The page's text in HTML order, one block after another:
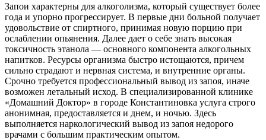
Запои характерны для алкоголизма, который существует более
года и упорно прогрессирует. В первые дни больной получает
удовольствие от спиртного, принимая новую порцию при
ослаблении опьянения. Далее дает о себе знать высокая
токсичность этанола — основного компонента алкогольных
напитков. Ресурсы организма быстро истощаются, причем
сильно страдают и нервная система, и внутренние органы.
Срочно требуется профессиональный вывод из запоя, иначе
возможен летальный исход. В специализированной клинике
«Домашний Доктор» в городе Константиновка услуга строго
анонимная, предоставляется и днем, и ночью. Здесь
выполняется наркологический вывод из запоя недорого
врачами с большим практическим опытом.